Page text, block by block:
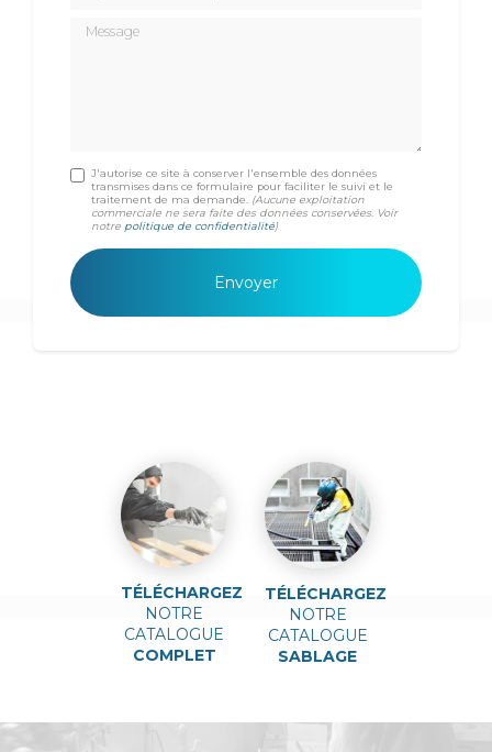
Message
J'autorise ce site à conserver l'ensemble des données
transmises dans ce formulaire pour faciliter le suivi et le
traitement de ma demande. (Aucune exploitation
commerciale ne sera faite des données conservées. Voir
notre politique de confidentialité)
TÉLÉCHARGEZ
NOTRE
CATALOGUE
COMPLET
TÉLÉCHARGEZ
NOTRE
CATALOGUE
SABLAGE